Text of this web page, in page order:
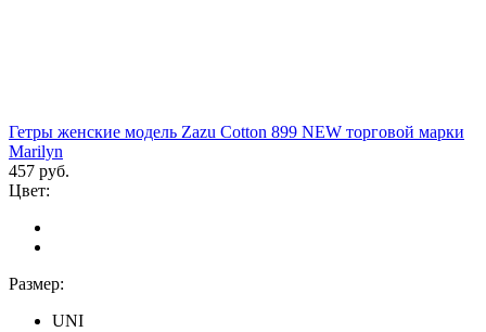
Гетры женские модель Zazu Cotton 899 NEW торговой марки
Marilyn
457 руб.
Цвет:
Размер:
UNI